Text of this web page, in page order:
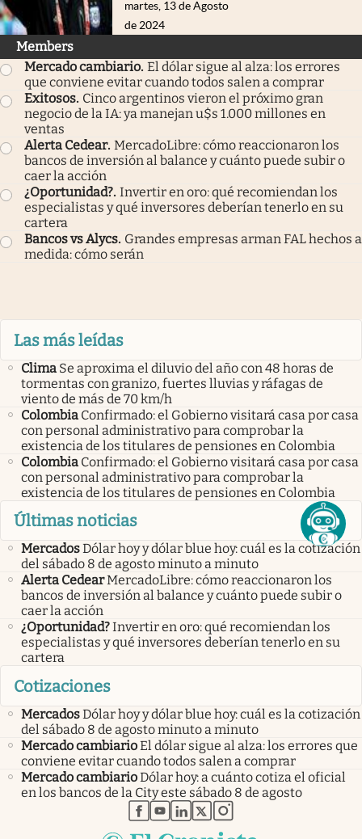
martes, 13 de Agosto
de 2024
Members
Mercado cambiario. El dólar sigue al alza: los errores
que conviene evitar cuando todos salen a comprar
Exitosos. Cinco argentinos vieron el próximo gran
negocio de la IA: ya manejan u$s 1.000 millones en
ventas
Alerta Cedear. MercadoLibre: cómo reaccionaron los
bancos de inversión al balance y cuánto puede subir o
caer la acción
¿Oportunidad?. Invertir en oro: qué recomiendan los
especialistas y qué inversores deberían tenerlo en su
cartera
Bancos vs Alycs. Grandes empresas arman FAL hechos a
medida: cómo serán
Las más leídas
Clima Se aproxima el diluvio del año con 48 horas de
tormentas con granizo, fuertes lluvias y ráfagas de
viento de más de 70 km/h
Colombia Confirmado: el Gobierno visitará casa por casa
con personal administrativo para comprobar la
existencia de los titulares de pensiones en Colombia
Colombia Confirmado: el Gobierno visitará casa por casa
con personal administrativo para comprobar la
existencia de los titulares de pensiones en Colombia
Últimas noticias
MercadosDólar hoy y dólar blue hoy: cuál es la cotización
del sábado 8 de agosto minuto a minuto
Alerta CedearMercadoLibre: cómo reaccionaron los
bancos de inversión al balance y cuánto puede subir o
caer la acción
¿Oportunidad?Invertir en oro: qué recomiendan los
especialistas y qué inversores deberían tenerlo en su
cartera
Cotizaciones
MercadosDólar hoy y dólar blue hoy: cuál es la cotización
del sábado 8 de agosto minuto a minuto
Mercado cambiarioEl dólar sigue al alza: los errores que
conviene evitar cuando todos salen a comprar
Mercado cambiarioDólar hoy: a cuánto cotiza el oficial
en los bancos de la City este sábado 8 de agosto
abre en nueva pestaña
abre en nueva pestaña
abre en nueva pestaña
abre en nueva pestaña
abre en nueva pestaña